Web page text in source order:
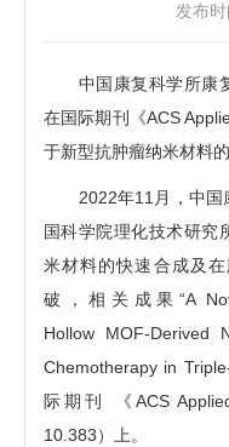
发布
中国康复科学所康复
在国际期刊《ACS
于新型抗肿瘤纳米材料
2022年11月，中国
国科学院理化技术研究
米材料的快速合成及
破，相关成果“A
Hollow MOF-Derived
Chemotherapy in
际期刊 《ACS
10.383）上。